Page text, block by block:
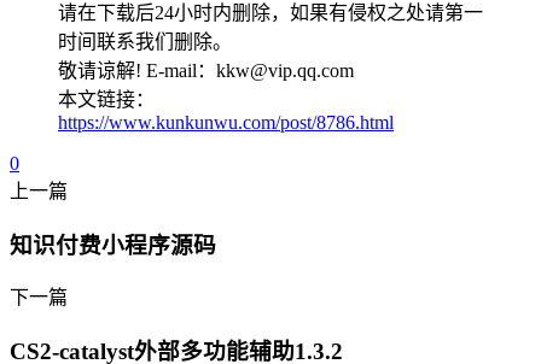
请在下载后24小时内删除，如果有侵权之处请第一
时间联系我们删除。
敬请谅解! E-mail：kkw@vip.qq.com
本文链接：
https://www.kunkunwu.com/post/8786.html
0
上一篇
知识付费小程序源码
下一篇
CS2-catalyst外部多功能辅助1.3.2